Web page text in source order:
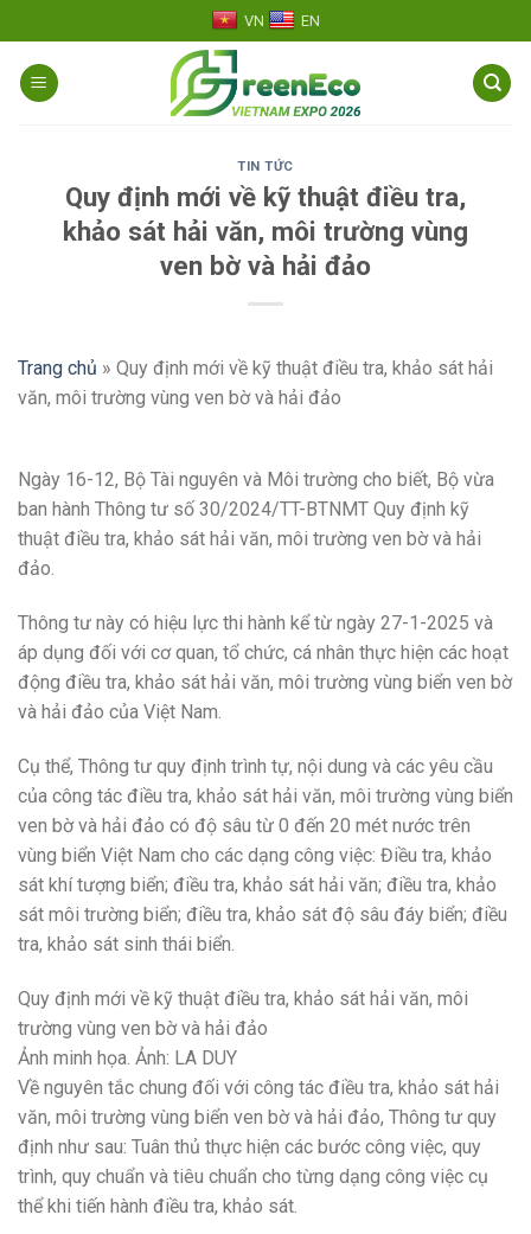
to
content
VN EN
TIN TỨC
Quy định mới về kỹ thuật điều tra,
khảo sát hải văn, môi trường vùng
ven bờ và hải đảo
Trang chủ » Quy định mới về kỹ thuật điều tra, khảo sát hải
văn, môi trường vùng ven bờ và hải đảo
Ngày 16-12, Bộ Tài nguyên và Môi trường cho biết, Bộ vừa
ban hành Thông tư số 30/2024/TT-BTNMT Quy định kỹ
thuật điều tra, khảo sát hải văn, môi trường ven bờ và hải
đảo.
Thông tư này có hiệu lực thi hành kể từ ngày 27-1-2025 và
áp dụng đối với cơ quan, tổ chức, cá nhân thực hiện các hoạt
động điều tra, khảo sát hải văn, môi trường vùng biển ven bờ
và hải đảo của Việt Nam.
Cụ thể, Thông tư quy định trình tự, nội dung và các yêu cầu
của công tác điều tra, khảo sát hải văn, môi trường vùng biển
ven bờ và hải đảo có độ sâu từ 0 đến 20 mét nước trên
vùng biển Việt Nam cho các dạng công việc: Điều tra, khảo
sát khí tượng biển; điều tra, khảo sát hải văn; điều tra, khảo
sát môi trường biển; điều tra, khảo sát độ sâu đáy biển; điều
tra, khảo sát sinh thái biển.
Quy định mới về kỹ thuật điều tra, khảo sát hải văn, môi
trường vùng ven bờ và hải đảo
Ảnh minh họa. Ảnh: LA DUY
Về nguyên tắc chung đối với công tác điều tra, khảo sát hải
văn, môi trường vùng biển ven bờ và hải đảo, Thông tư quy
định như sau: Tuân thủ thực hiện các bước công việc, quy
trình, quy chuẩn và tiêu chuẩn cho từng dạng công việc cụ
thể khi tiến hành điều tra, khảo sát.